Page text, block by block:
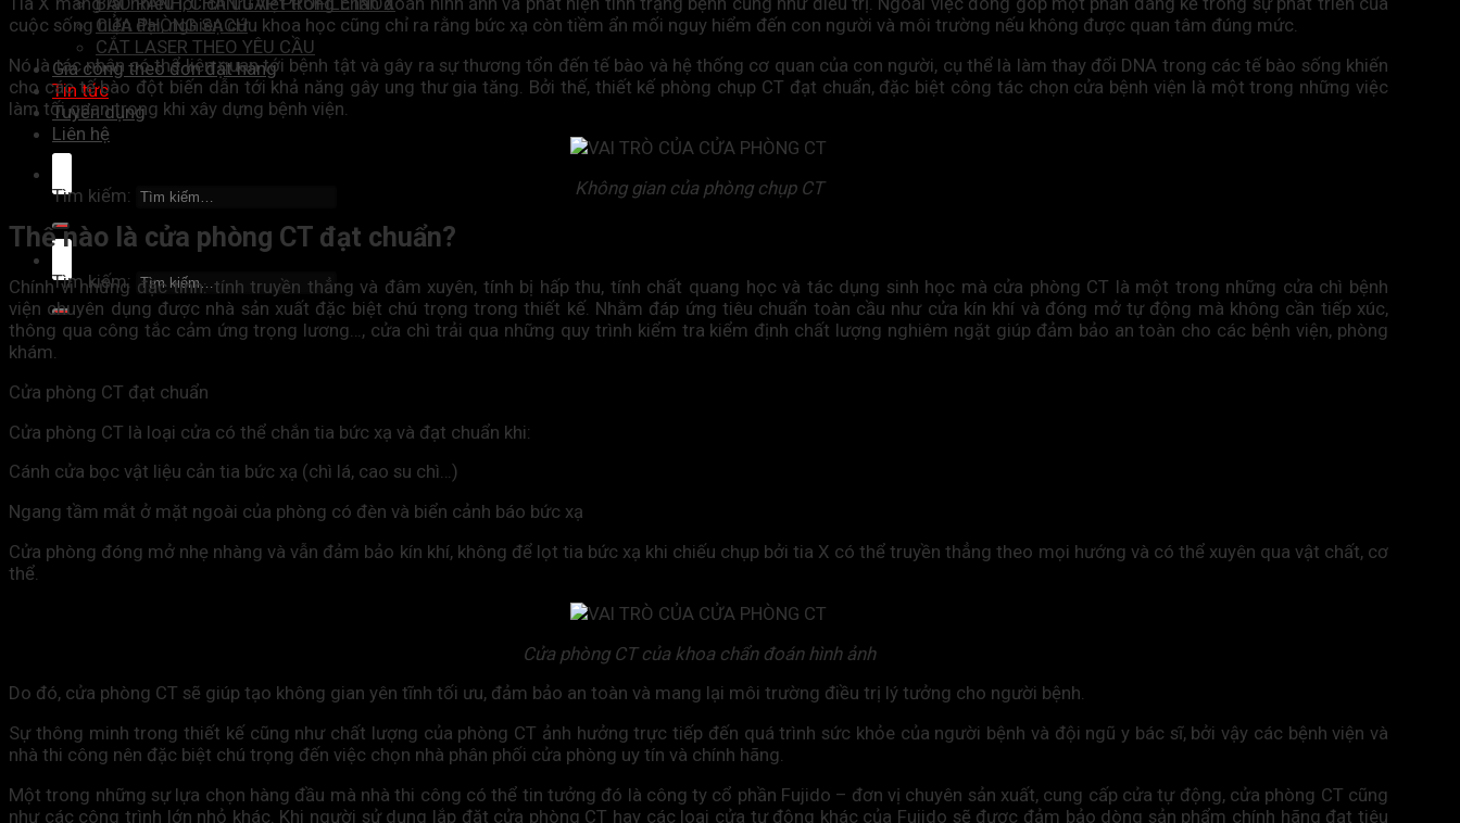
CỬA PHÒNG SẠCH
CẮT LASER THEO YÊU CẦU
Gia công theo đơn đặt hàng
Tin tức
Tuyển dụng
Liên hệ
Tìm kiếm:
Tìm kiếm:
cuộc sống hiện đại, nghiên cứu khoa học cũng chỉ ra rằng bức xạ còn tiềm ẩn mối nguy hiểm đến con người và môi trường nếu không được quan tâm đúng mức.
Nó là tác nhân có thể liên quan tới bệnh tật và gây ra sự thương tổn đến tế bào và hệ thống cơ quan của con người, cụ thể là làm thay đổi DNA trong các tế bào sống khiến
cho các tế bào đột biến dẫn tới khả năng gây ung thư gia tăng. Bởi thế, thiết kế phòng chụp CT đạt chuẩn, đặc biệt công tác chọn cửa bệnh viện là một trong những việc
làm tối quan trọng khi xây dựng bệnh viện.
Không gian của phòng chụp CT
Thế nào là cửa phòng CT đạt chuẩn?
Chính vì những đặc tính: tính truyền thẳng và đâm xuyên, tính bị hấp thu, tính chất quang học và tác dụng sinh học mà cửa phòng CT là một trong những cửa chì bệnh
viện chuyên dụng được nhà sản xuất đặc biệt chú trọng trong thiết kế. Nhằm đáp ứng tiêu chuẩn toàn cầu như cửa kín khí và đóng mở tự động mà không cần tiếp xúc,
thông qua công tắc cảm ứng trọng lương…, cửa chì trải qua những quy trình kiểm tra kiểm định chất lượng nghiêm ngặt giúp đảm bảo an toàn cho các bệnh viện, phòng
khám.
Cửa phòng CT đạt chuẩn
Cửa phòng CT là loại cửa có thể chắn tia bức xạ và đạt chuẩn khi:
Cánh cửa bọc vật liệu cản tia bức xạ (chì lá, cao su chì…)
Ngang tầm mắt ở mặt ngoài của phòng có đèn và biển cảnh báo bức xạ
Cửa phòng đóng mở nhẹ nhàng và vẫn đảm bảo kín khí, không để lọt tia bức xạ khi chiếu chụp bởi tia X có thể truyền thẳng theo mọi hướng và có thể xuyên qua vật chất, cơ
thể.
Cửa phòng CT của khoa chẩn đoán hình ảnh
Do đó, cửa phòng CT sẽ giúp tạo không gian yên tĩnh tối ưu, đảm bảo an toàn và mang lại môi trường điều trị lý tưởng cho người bệnh.
Sự thông minh trong thiết kế cũng như chất lượng của phòng CT ảnh hưởng trực tiếp đến quá trình sức khỏe của người bệnh và đội ngũ y bác sĩ, bởi vậy các bệnh viện và
nhà thi công nên đặc biệt chú trọng đến việc chọn nhà phân phối cửa phòng uy tín và chính hãng.
Một trong những sự lựa chọn hàng đầu mà nhà thi công có thể tin tưởng đó là công ty cổ phần Fujido – đơn vị chuyên sản xuất, cung cấp cửa tự động, cửa phòng CT cũng
như các công trình lớn nhỏ khác. Khi người sử dụng lắp đặt cửa phòng CT hay các loại cửa tự động khác của Fujido sẽ được đảm bảo dòng sản phẩm chính hãng đạt tiêu